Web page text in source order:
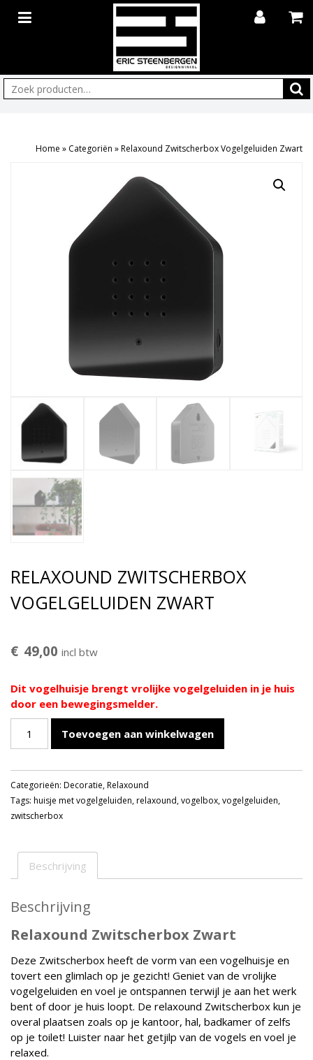
Zoeken:
Home » Categoriën »Relaxound Zwitscherbox Vogelgeluiden Zwart
RELAXOUND ZWITSCHERBOX
VOGELGELUIDEN ZWART
€ 49,00 incl btw
Dit vogelhuisje brengt vrolijke vogelgeluiden in je huis
door een bewegingsmelder.
Zwitscherbox
Zwart
aantal
Toevoegen aan winkelwagen
Categorieën: Decoratie,Relaxound
Tags: huisje met vogelgeluiden,relaxound,vogelbox,vogelgeluiden,
zwitscherbox
Beschrijving
Beschrijving
Relaxound Zwitscherbox Zwart
Deze Zwitscherbox heeft de vorm van een vogelhuisje en
tovert een glimlach op je gezicht! Geniet van de vrolijke
vogelgeluiden en voel je ontspannen terwijl je aan het werk
bent of door je huis loopt. De relaxound Zwitscherbox kun je
overal plaatsen zoals op je kantoor, hal, badkamer of zelfs
op je toilet! Luister naar het getjilp van de vogels en voel je
relaxed.